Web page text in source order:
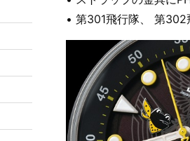
• 第301飛行隊、 第302